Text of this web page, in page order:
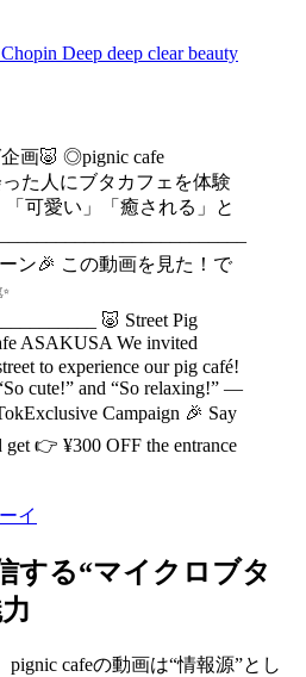
Deep deep clear beauty
画🐷 ◎pignic cafe
た人にブタカフェを体験
可愛い」「癒される」と
ン🎉 この動画を見た！で
🐷 Street Pig
ASAKUSA We invited
to experience our pig café!
cute!” and “So relaxing!” —
Campaign 🎉 Say
get 👉 ¥300 OFF the entrance
イ
する“マイクロブタ
cafeの動画は“情報源”とし